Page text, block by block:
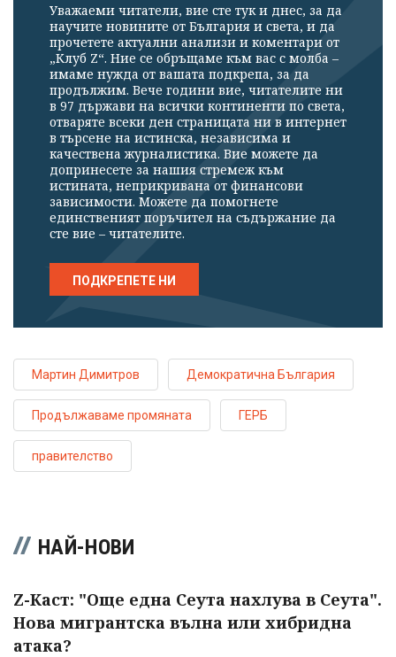
Уважаеми читатели, вие сте тук и днес, за да
научите новините от България и света, и да
прочетете актуални анализи и коментари от
„Клуб Z“. Ние се обръщаме към вас с молба –
имаме нужда от вашата подкрепа, за да
продължим. Вече години вие, читателите ни
в 97 държави на всички континенти по света,
отваряте всеки ден страницата ни в интернет
в търсене на истинска, независима и
качествена журналистика. Вие можете да
допринесете за нашия стремеж към
истината, неприкривана от финансови
зависимости. Можете да помогнете
единственият поръчител на съдържание да
сте вие – читателите.
ПОДКРЕПЕТЕ НИ
Мартин Димитров Демократична България
Продължаваме промяната ГЕРБ
правителство
НАЙ-НОВИ
Z-Каст: "Още една Сеута нахлува в Сеута".
Нова мигрантска вълна или хибридна
атака?